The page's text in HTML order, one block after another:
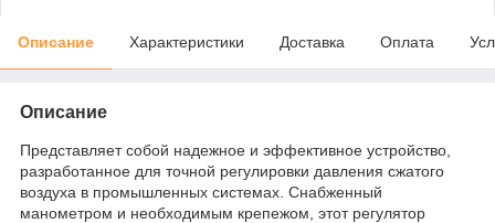
Описание Характеристики Доставка Оплата
Описание
Представляет собой надежное и эффективное устройство,
разработанное для точной регулировки давления сжатого
воздуха в промышленных системах. Снабженный
манометром и необходимым крепежом, этот регулятор